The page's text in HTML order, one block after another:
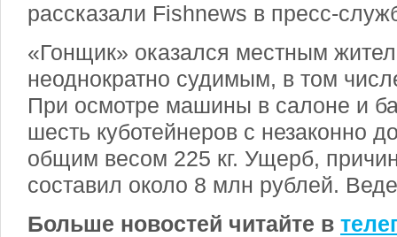
рассказали Fishnews в пресс-
«Гонщик» оказался местным
неоднократно судимым, в том
При осмотре машины в салоне и
шесть куботейнеров с незаконно
общим весом 225 кг. Ущерб,
составил около 8 млн рублей.
Больше новостей читайте в